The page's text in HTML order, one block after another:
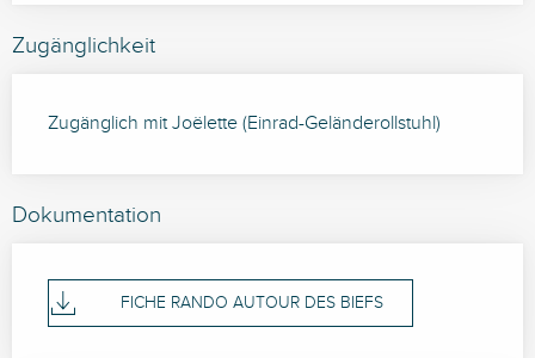
Zugänglichkeit
Zugänglich mit Joëlette (Einrad-Geländerollstuhl)
Dokumentation
FICHE RANDO AUTOUR DES BIEFS